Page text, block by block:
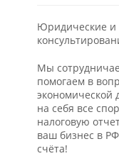
Юридические и
Мы
помогаем в
экономической
на себя все
налоговую
ваш бизнес в
счёта!